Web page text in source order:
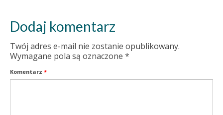
Dodaj komentarz
Twój adres e-mail nie zostanie opublikowany.
Wymagane pola są oznaczone *
Komentarz *